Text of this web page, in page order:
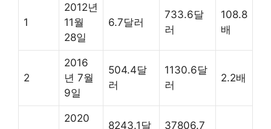
1
2012년
11월
28일
6.7달러
733.6달
러
108.8
배
2
2016
년 7월
9일
504.4달
러
1130.6달
러
2.2배
2020
8243.1달 37806.7